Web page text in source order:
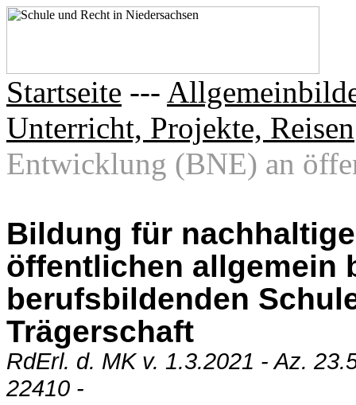
Startseite ---
Unterricht, Projekte, Reisen
Entwicklung (BNE) an
Bildung für
öffentlichen allgemein
berufsbildenden
Trägerschaft
RdErl. d. MK v. 1.3.2021 - Az.
22410 -